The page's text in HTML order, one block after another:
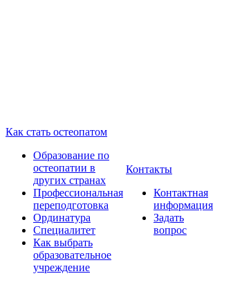
Как стать остеопатом
Образование по
остеопатии в
других странах
Профессиональная
переподготовка
Ординатура
Специалитет
Как выбрать
образовательное
учреждение
Контакты
Контактная
информация
Задать
вопрос